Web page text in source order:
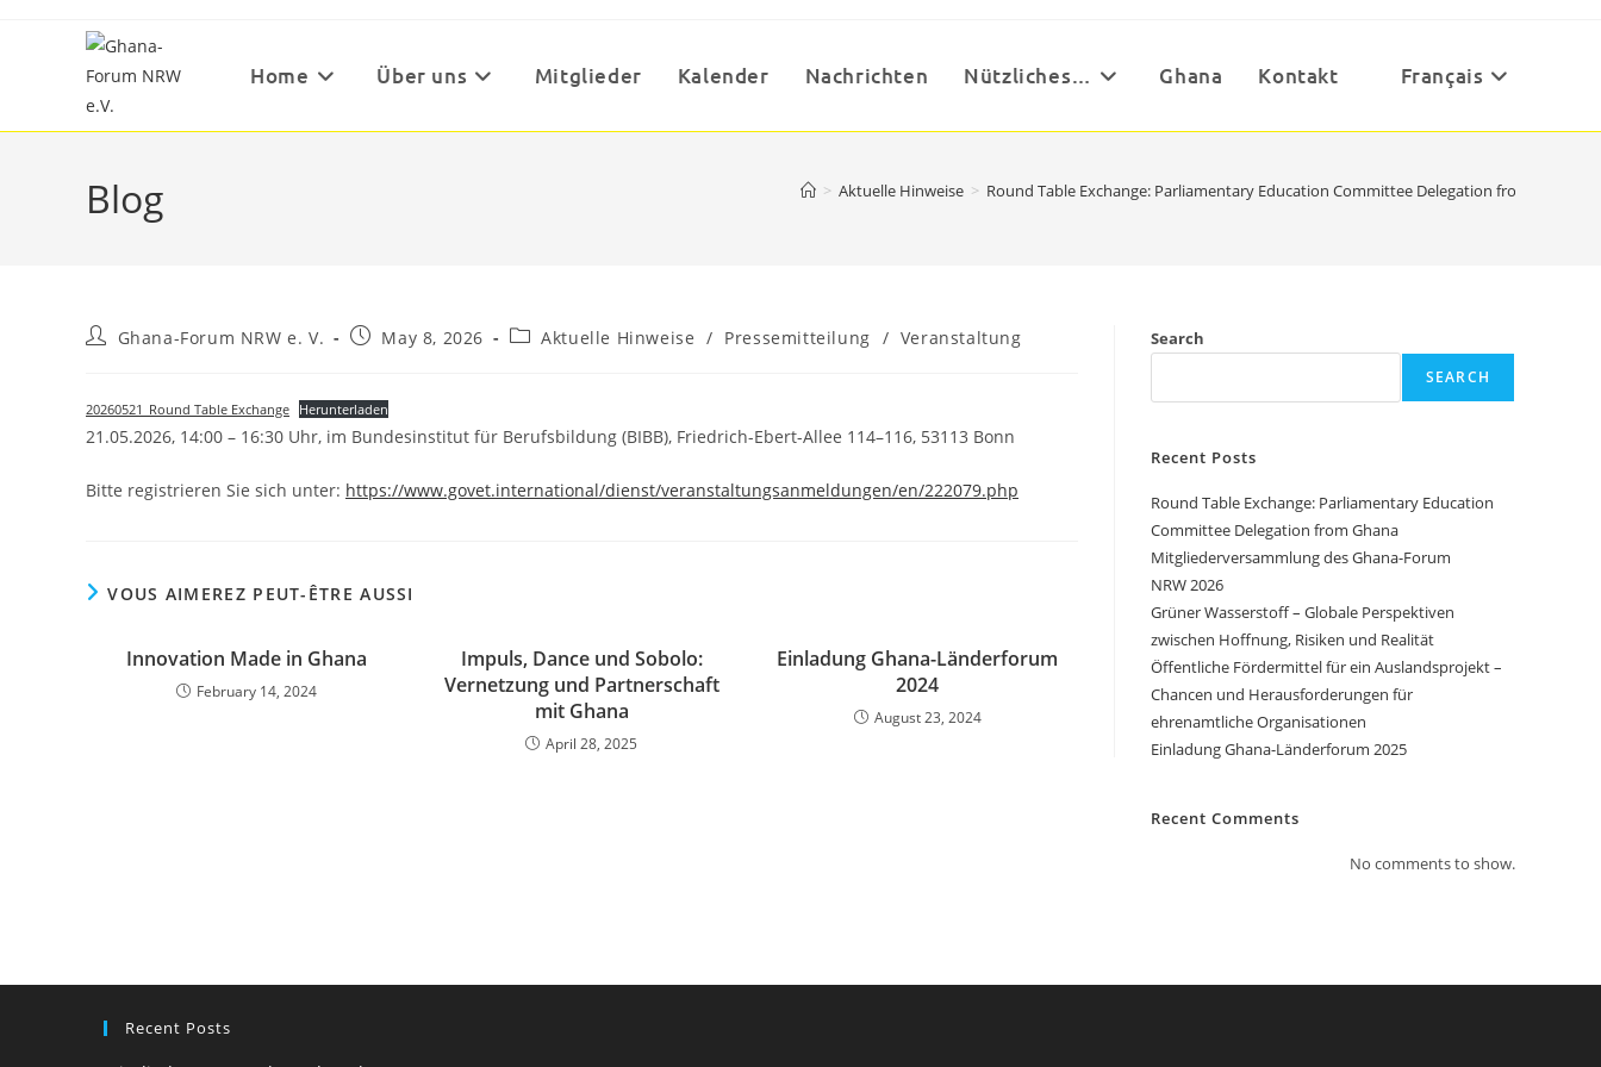
Home Über uns Mitglieder Kalender Nachrichten Nützliches… Ghana Kontakt Français
Blog > Aktuelle Hinweise > Round Table Exchange: Parliamentary Education Committee Delegation from Ghana
PostGhana-Forum NRW e. V.
PostMay 8, 2026
PostAktuelle Hinweise / Pressemitteilung / Veranstaltung
20260521_Round Table Exchange Herunterladen
21.05.2026, 14:00 – 16:30 Uhr, im Bundesinstitut für Berufsbildung (BIBB), Friedrich-Ebert-Allee 114–116, 53113 Bonn
Bitte registrieren Sie sich unter: https://www.govet.international/dienst/veranstaltungsanmeldungen/en/222079.php
VOUS AIMEREZ PEUT-ÊTRE AUSSI
Innovation Made in Ghana
February 14, 2024
Impuls, Dance und Sobolo:
Vernetzung und Partnerschaft
mit Ghana
April 28, 2025
Einladung Ghana-Länderforum
2024
August 23, 2024
Search
SEARCH
Recent Posts
Round Table Exchange: Parliamentary Education
Committee Delegation from Ghana
Mitgliederversammlung des Ghana-Forum
NRW 2026
Grüner Wasserstoff – Globale Perspektiven
zwischen Hoffnung, Risiken und Realität
Öffentliche Fördermittel für ein Auslandsprojekt –
Chancen und Herausforderungen für
ehrenamtliche Organisationen
Einladung Ghana-Länderforum 2025
Recent Comments
No comments to show.
Recent Posts